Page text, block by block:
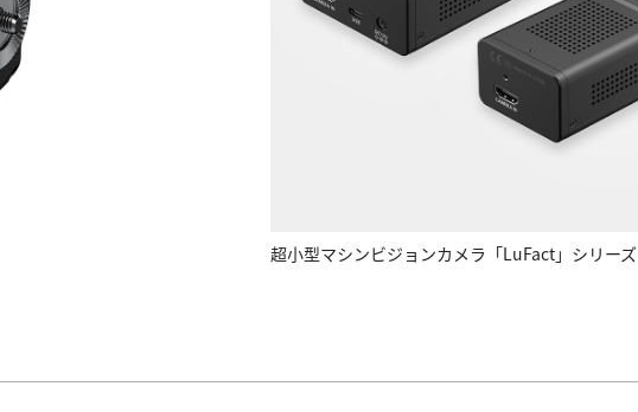
超小型マシンビジョンカメラ「LuFact」シリーズ